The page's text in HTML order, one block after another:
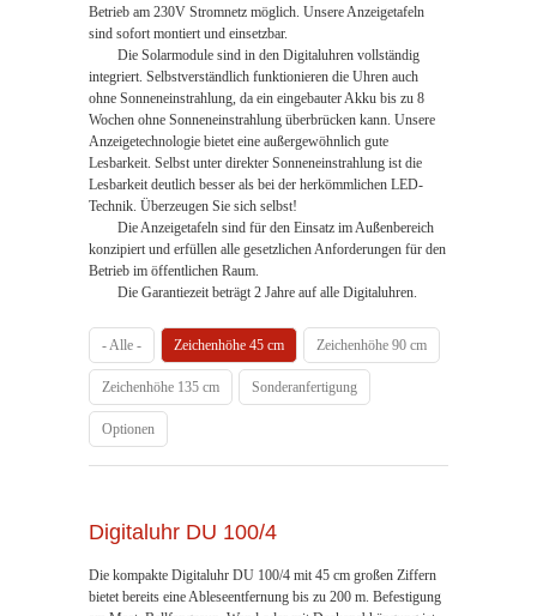
Betrieb am 230V Stromnetz möglich. Unsere Anzeigetafeln
sind sofort montiert und einsetzbar.
Die Solarmodule sind in den Digitaluhren vollständig
integriert. Selbstverständlich funktionieren die Uhren auch
ohne Sonneneinstrahlung, da ein eingebauter Akku bis zu 8
Wochen ohne Sonneneinstrahlung überbrücken kann. Unsere
Anzeigetechnologie bietet eine außergewöhnlich gute
Lesbarkeit. Selbst unter direkter Sonneneinstrahlung ist die
Lesbarkeit deutlich besser als bei der herkömmlichen LED-
Technik. Überzeugen Sie sich selbst!
Die Anzeigetafeln sind für den Einsatz im Außenbereich
konzipiert und erfüllen alle gesetzlichen Anforderungen für den
Betrieb im öffentlichen Raum.
Die Garantiezeit beträgt 2 Jahre auf alle Digitaluhren.
- Alle - Zeichenhöhe 45 cm Zeichenhöhe 90 cm
Zeichenhöhe 135 cm Sonderanfertigung
Optionen
Digitaluhr DU 100/4
Die kompakte Digitaluhr DU 100/4 mit 45 cm großen Ziffern
bietet bereits eine Ableseentfernung bis zu 200 m. Befestigung